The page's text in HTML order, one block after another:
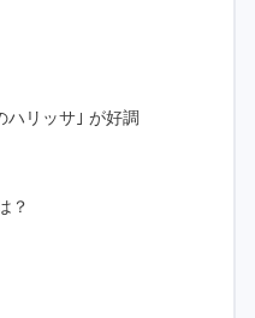
ハリッサ｣ が好調
？